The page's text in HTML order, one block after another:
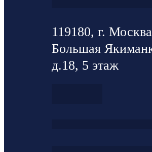
119180, г.
Большая
д.18, 5 этаж